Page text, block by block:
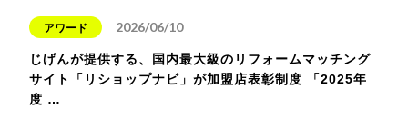
アワード 2026/06/10
じげんが提供する、国内最大級のリフォームマッチング
サイト「リショップナビ」が加盟店表彰制度 「2025年
度 …